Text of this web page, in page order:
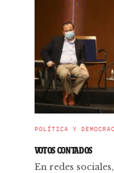
POLÍTICA Y
VOTOS CONTADOS
En redes